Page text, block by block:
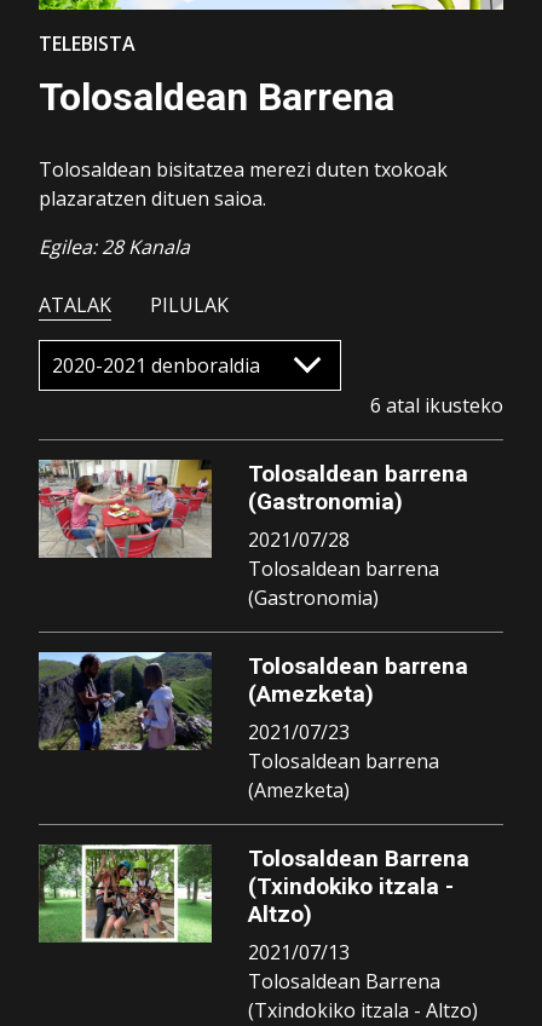
TELEBISTA
Tolosaldean Barrena
Tolosaldean bisitatzea merezi duten txokoak
plazaratzen dituen saioa.
Egilea: 28 Kanala
ATALAK PILULAK
6 atal ikusteko
Tolosaldean barrena
(Gastronomia)
2021/07/28
Tolosaldean barrena
(Gastronomia)
Tolosaldean barrena
(Amezketa)
2021/07/23
Tolosaldean barrena
(Amezketa)
Tolosaldean Barrena
(Txindokiko itzala -
Altzo)
2021/07/13
Tolosaldean Barrena
(Txindokiko itzala - Altzo)